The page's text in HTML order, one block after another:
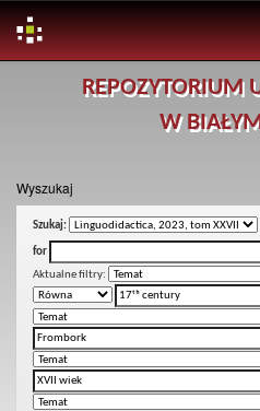
REPOZYTORIUM
W
Wyszukaj
Szukaj:
for
Aktualne filtry: